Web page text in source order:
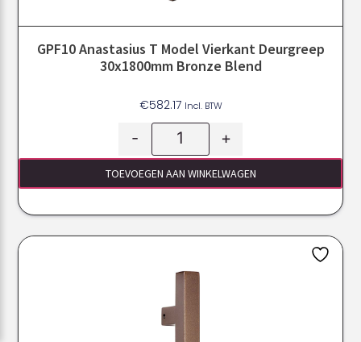
GPF10 Anastasius T Model Vierkant Deurgreep
30x1800mm Bronze Blend
€582.17 Incl. BTW
- +
TOEVOEGEN AAN WINKELWAGEN